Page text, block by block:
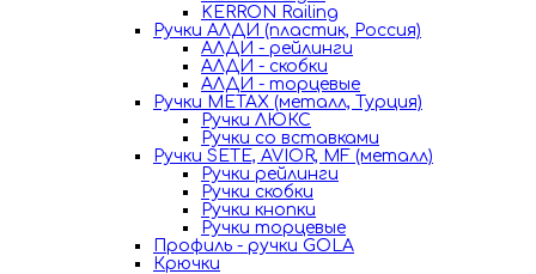
KERRON Railing
Ручки АЛДИ (пластик, Россия)
АЛДИ - рейлинги
АЛДИ - скобки
АЛДИ - торцевые
Ручки METAX (металл, Турция)
Ручки ЛЮКС
Ручки со вставками
Ручки SETE, AVIOR, MF (металл)
Ручки рейлинги
Ручки скобки
Ручки кнопки
Ручки торцевые
Профиль - ручки GOLA
Крючки